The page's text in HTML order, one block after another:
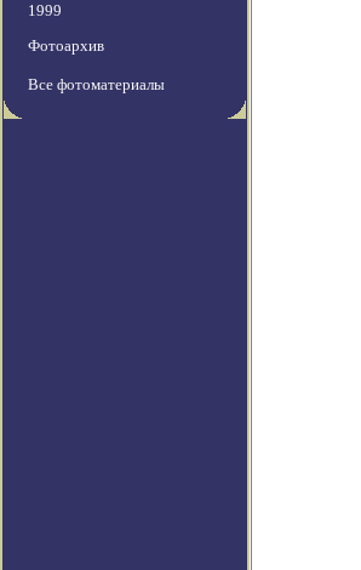
1999
Фотоархив
Все фотоматериалы